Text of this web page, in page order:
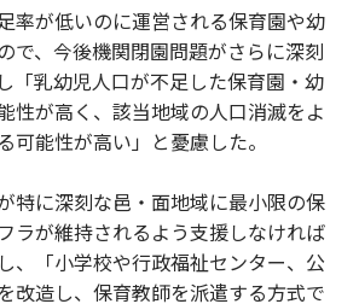
率が低いのに運営される保育園や幼
で、今後機関閉園問題がさらに深刻
「乳幼児人口が不足した保育園・幼
性が高く、該当地域の人口消滅をよ
可能性が高い」と憂慮した。
特に深刻な邑・面地域に最小限の保
ラが維持されるよう支援しなければ
、「小学校や行政福祉センター、公
改造し、保育教師を派遣する方式で